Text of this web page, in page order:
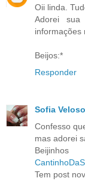
Oii linda.
Adorei
informações
Beijos:*
Responder
Sofia Veloso
Confesso
mas adorei
Beijinhos
Tem post